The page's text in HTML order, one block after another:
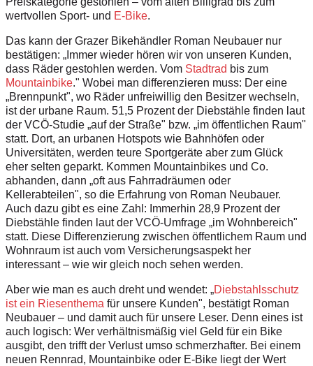
wertvollen Sport- und E-Bike.
Das kann der Grazer Bikehändler Roman Neubauer nur
bestätigen: „Immer wieder hören wir von unseren Kunden,
dass Räder gestohlen werden. Vom Stadtrad bis zum
Mountainbike." Wobei man differenzieren muss: Der eine
„Brennpunkt", wo Räder unfreiwillig den Besitzer wechseln,
ist der urbane Raum. 51,5 Prozent der Diebstähle finden laut
der VCÖ-Studie „auf der Straße" bzw. „im öffentlichen Raum"
statt. Dort, an urbanen Hot­spots wie Bahnhöfen oder
Universitäten, werden teure Sportgeräte aber zum Glück
eher selten geparkt. Kommen Mountainbikes und Co.
abhanden, dann „oft aus Fahrradräumen oder
Kellerabteilen", so die Erfahrung von Roman Neubauer.
Auch dazu gibt es eine Zahl: Immerhin 28,9 Prozent der
Diebstähle finden laut der VCÖ-Umfrage „im Wohnbereich"
statt. Diese Differenzierung zwischen öffentlichem Raum und
Wohnraum ist auch vom Versicherungsaspekt her
interessant – wie wir gleich noch sehen werden.
Aber wie man es auch dreht und wendet: „Diebstahlsschutz
ist ein Riesenthema für unsere Kunden", bestätigt Roman
Neubauer – und damit auch für unsere Leser. Denn eines ist
auch logisch: Wer verhältnismäßig viel Geld für ein Bike
ausgibt, den trifft der Verlust umso schmerzhafter. Bei einem
neuen Rennrad, Mountainbike oder E-Bike liegt der Wert